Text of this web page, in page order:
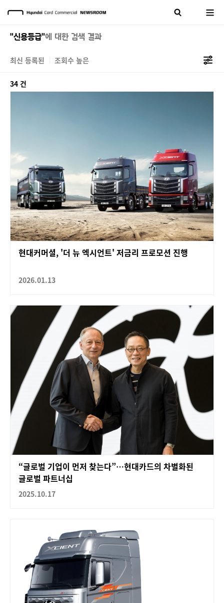
"신용등급"에 대한 검색 결과
최신 등록된 조회수 높은
34 건
현대커머셜, '더 뉴 엑시언트' 저금리 프로모션 진행
2026.01.13
“글로벌 기업이 먼저 찾는다”…현대카드의 차별화된
글로벌 파트너십
2025.10.17